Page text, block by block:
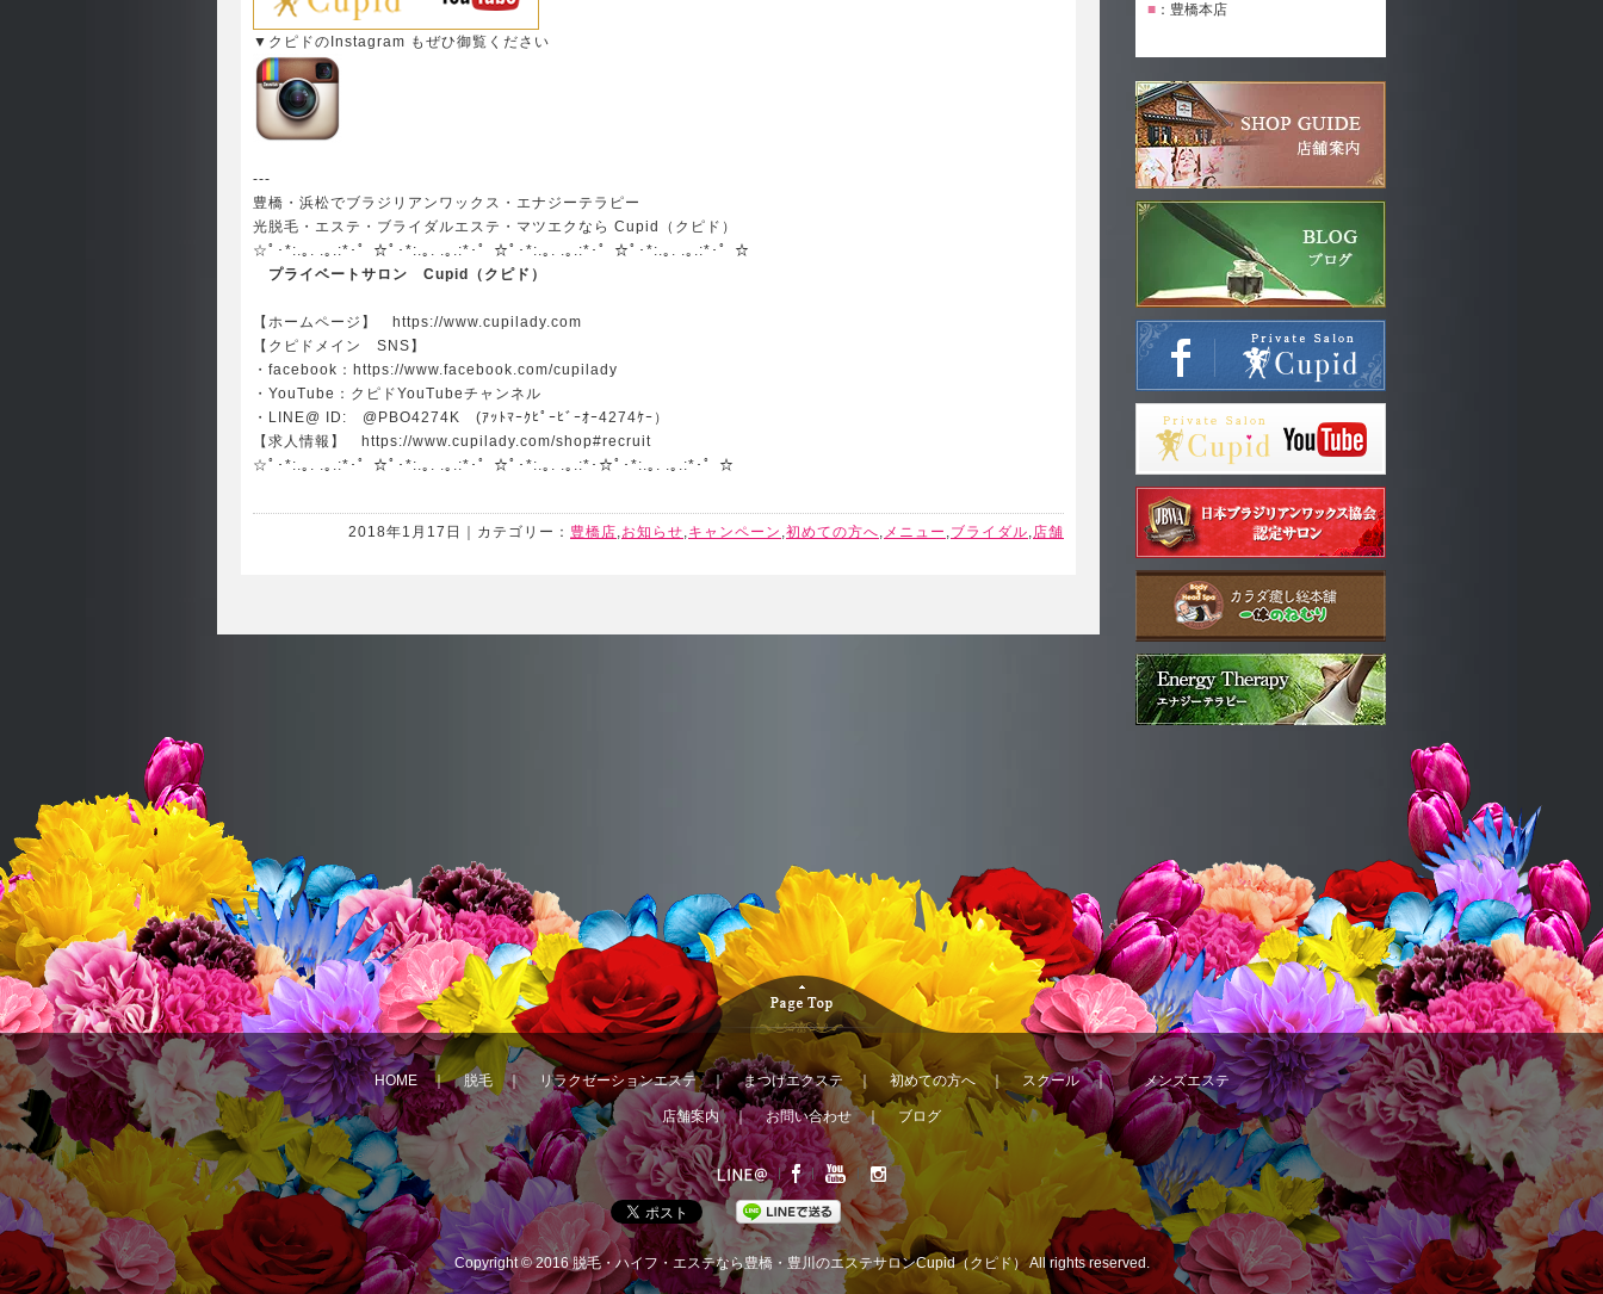
▼クピドのInstagram もぜひ御覧ください
---
豊橋・浜松でブラジリアンワックス・エナジーテラピー
光脱毛・エステ・ブライダルエステ・マツエクなら Cupid（クピド）
☆ﾟ･*:.｡. .｡.:*･゜☆ﾟ･*:.｡. .｡.:*･゜☆ﾟ･*:.｡. .｡.:*･゜☆ﾟ･*:.｡. .｡.:*･゜☆
プライベートサロン Cupid（クピド）
【ホームページ】
https://www.cupilady.com
【クピドメイン SNS】
・facebook： https://www.facebook.com/cupilady
・YouTube： クピドYouTubeチャンネル
・LINE@ ID: @PBO4274K (ｱｯﾄﾏｰｸﾋﾟｰﾋﾞｰｵｰ4274ｹｰ）
【求人情報】
https://www.cupilady.com/shop#recruit
☆ﾟ･*:.｡. .｡.:*･゜☆ﾟ･*:.｡. .｡.:*･゜☆ﾟ･*:.｡. .｡.:*･☆ﾟ･*:.｡. .｡.:*･゜☆
2018年1月17日｜カテゴリー： 豊橋店,お知らせ,キャンペーン ,初めての方へ, メニュー ,ブライダル,店舗
■ ：豊橋本店
HOME｜脱毛｜ リラクゼーションエステ｜まつげエクステ ｜ 初めての方へ｜ スクール｜ メンズエステ
店舗案内｜お問い合わせ ｜ ブログ
Copyright © 2016脱毛・ハイフ・エステなら豊橋・豊川のエステサロンCupid（クピド）All rights reserved.